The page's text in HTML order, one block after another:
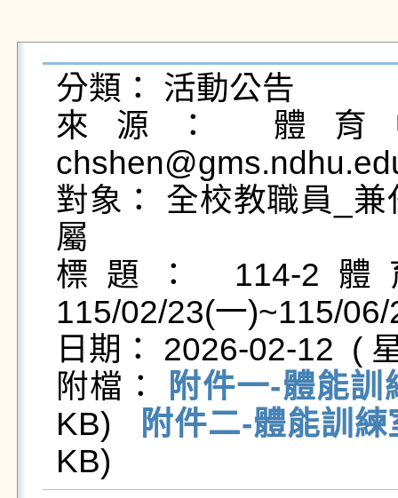
分類： 活動公告
來源： 體
對象： 全校教職員_
屬
標題： 114-2
115/02/23(一)~115/
日期： 2026-02-12  (
附檔：
附件一-體能
KB)
附件二-體能訓
KB)